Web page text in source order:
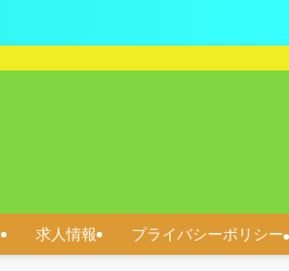
求人情報 プライバシーポリシー